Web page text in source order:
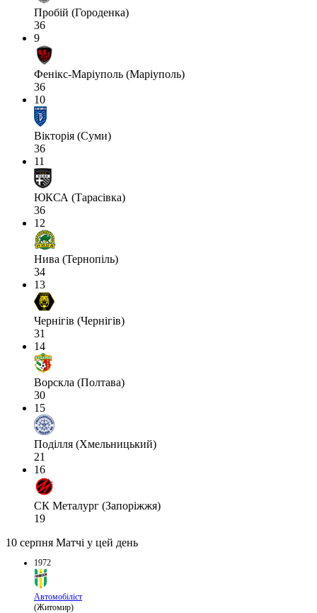
Пробій (Городенка)
36
9
Фенікс-Маріуполь (Маріуполь)
36
10
Вікторія (Суми)
36
11
ЮКСА (Тарасівка)
36
12
Нива (Тернопіль)
34
13
Чернігів (Чернігів)
31
14
Ворскла (Полтава)
30
15
Поділля (Хмельницький)
21
16
СК Металург (Запоріжжя)
19
10 серпня Матчі у цей день
1972
Автомобіліст
(Житомир)